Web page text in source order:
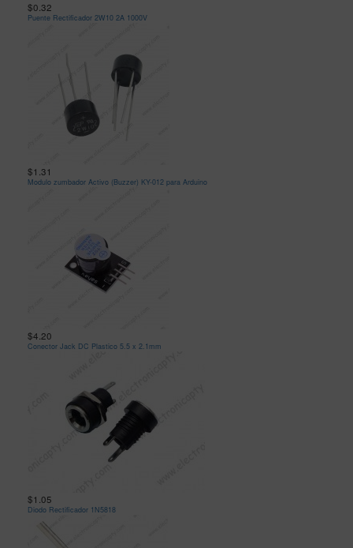
$0.32
Puente Rectificador 2W10 2A 1000V
$1.31
Modulo zumbador Activo (Buzzer) KY-012 para Arduino
$4.20
Conector Jack DC Plastico 5.5 x 2.1mm
$1.05
Diodo Rectificador 1N5818